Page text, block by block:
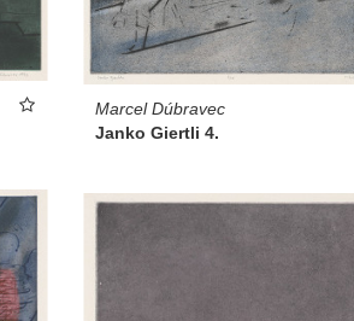
Marcel Dúbravec
Janko Giertli 4.